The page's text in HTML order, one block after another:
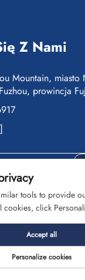
Z Nami
Mountain, miasto
prowincja
Saipulang Trading
Polityka
O nas Kontakt Usługi
tools to provide
cookies, click
Personalize cookies
Accept all